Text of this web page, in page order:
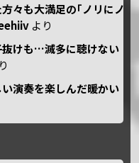
々も大満足の｢ノリにノ
より
けも…滅多に聴けない
演奏を楽しんだ暖かい